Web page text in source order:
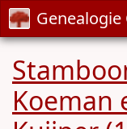
Genealogie
Koeman